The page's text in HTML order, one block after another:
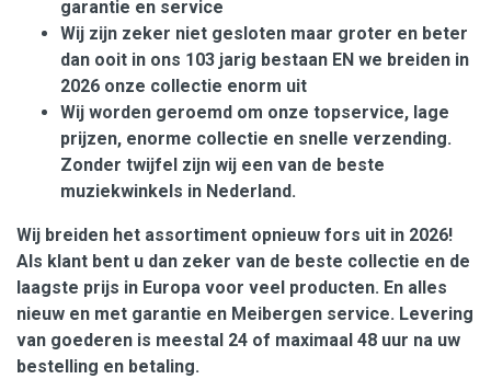
garantie en service
Wij zijn zeker niet gesloten maar groter en beter
dan ooit in ons 103 jarig bestaan EN we breiden in
2026 onze collectie enorm uit
Wij worden geroemd om onze topservice, lage
prijzen, enorme collectie en snelle verzending.
Zonder twijfel zijn wij een van de beste
muziekwinkels in Nederland.
Wij breiden het assortiment opnieuw fors uit in 2026!
Als klant bent u dan zeker van de beste collectie en de
laagste prijs in Europa voor veel producten. En alles
nieuw en met garantie en Meibergen service. Levering
van goederen is meestal 24 of maximaal 48 uur na uw
bestelling en betaling.